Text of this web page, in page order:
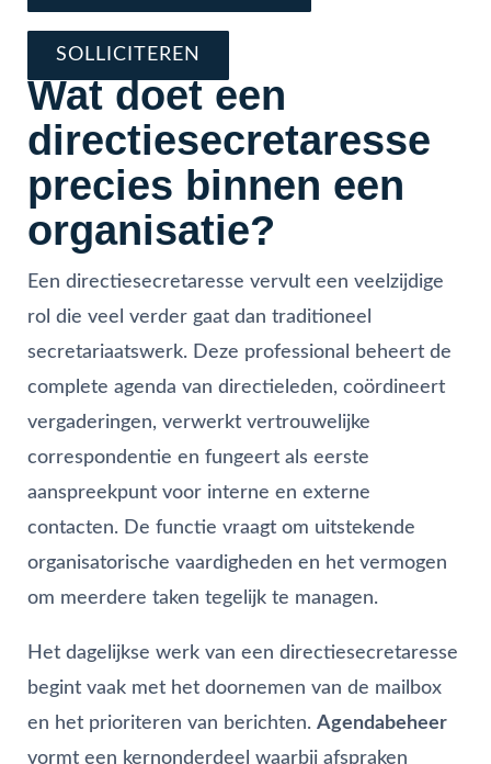
SOLLICITEREN
Wat doet een
directiesecretaresse
precies binnen een
organisatie?
Een directiesecretaresse vervult een veelzijdige
rol die veel verder gaat dan traditioneel
secretariaatswerk. Deze professional beheert de
complete agenda van directieleden, coördineert
vergaderingen, verwerkt vertrouwelijke
correspondentie en fungeert als eerste
aanspreekpunt voor interne en externe
contacten. De functie vraagt om uitstekende
organisatorische vaardigheden en het vermogen
om meerdere taken tegelijk te managen.
Het dagelijkse werk van een directiesecretaresse
begint vaak met het doornemen van de mailbox
en het prioriteren van berichten. Agendabeheer
vormt een kernonderdeel waarbij afspraken